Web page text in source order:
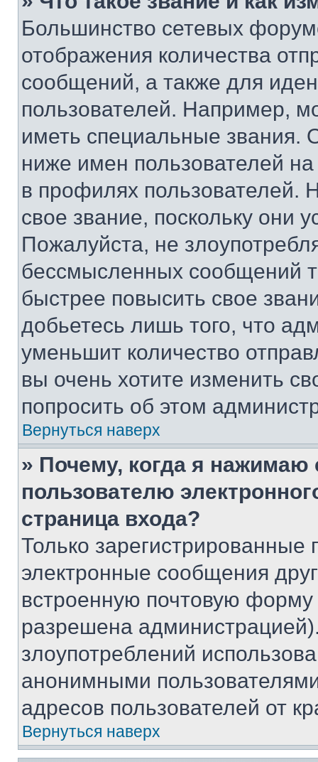
Большинство сетевых
отображения количества
сообщений, а также для
пользователей. Например,
иметь специальные звания.
ниже имен пользователей
в профилях
свое звание, поскольку они
Пожалуйста, не
бессмысленных сообщений
быстрее повысить свое
добьетесь лишь того, что
уменьшит количество
вы очень хотите изменить
попросить об этом
Вернуться наверх
» Почему, когда я нажимаю
пользователю
страница входа?
Только зарегистрированные
электронные сообщения
встроенную почтовую
разрешена
злоупотреблений
анонимными
адресов пользователей от
Вернуться наверх